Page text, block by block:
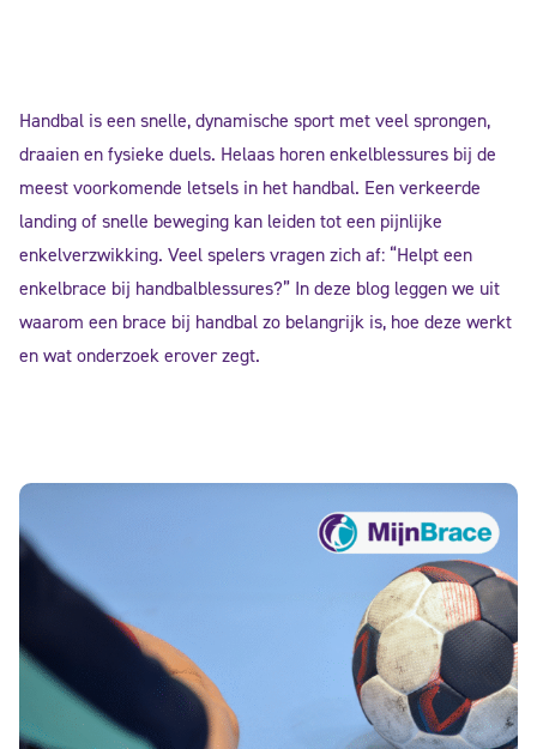
Handbal is een snelle, dynamische sport met veel sprongen,
draaien en fysieke duels. Helaas horen enkelblessures bij de
meest voorkomende letsels in het handbal. Een verkeerde
landing of snelle beweging kan leiden tot een pijnlijke
enkelverzwikking. Veel spelers vragen zich af: “Helpt een
enkelbrace bij handbalblessures?” In deze blog leggen we uit
waarom een brace bij handbal zo belangrijk is, hoe deze werkt
en wat onderzoek erover zegt.